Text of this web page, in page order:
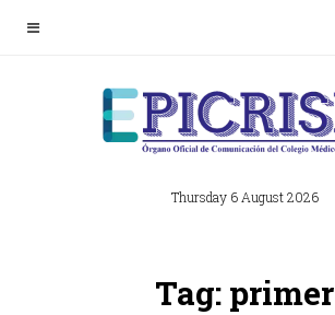
Thursday 6 August 2026
Tag: primer